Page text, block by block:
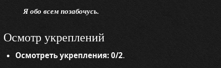
Я обо всем позабочусь.
Осмотр укреплений
Осмотреть укрепления: 0/2.